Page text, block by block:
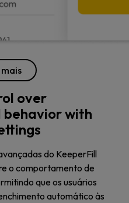
over
behavior with
do KeeperFill
o comportamento de
que os usuários
automático às